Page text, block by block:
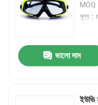
MOQ
মূল্য
ভালো দাম
ইউভি